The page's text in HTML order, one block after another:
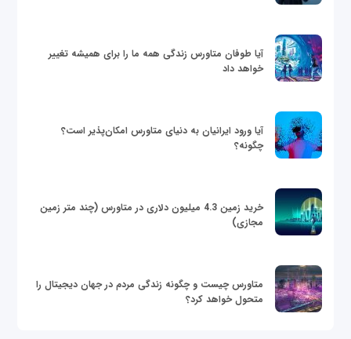
آیا طوفان متاورس زندگی همه ما را برای همیشه تغییر
خواهد داد
آیا ورود ایرانیان به دنیای متاورس امکان‌پذیر است؟
چگونه؟
خرید زمین 4.3 میلیون دلاری در متاورس (چند متر زمین
مجازی)
متاورس چیست و چگونه زندگی مردم در جهان دیجیتال را
متحول خواهد کرد؟